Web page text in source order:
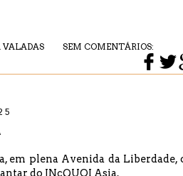
VALADAS SEM COMENTÁRIOS:
em plena Avenida da
do JNcQUOI Asia.